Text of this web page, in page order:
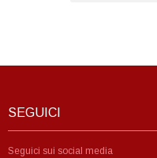
SEGUICI
Seguici sui social media